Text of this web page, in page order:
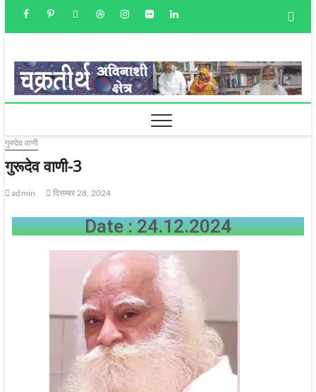
चक्रतीर्थ
गुरुदेव वाणी
गुरूदेव वाणी-3
admin दिसम्बर 28, 2024
Date : 24.12.2024